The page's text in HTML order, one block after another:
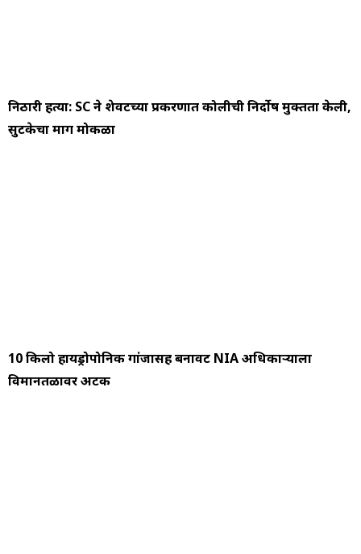
निठारी हत्या: SC ने शेवटच्या प्रकरणात कोलीची निर्दोष मुक्तता केली,
सुटकेचा मार्ग मोकळा
10 किलो हायड्रोपोनिक गांजासह बनावट NIA अधिकाऱ्याला
विमानतळावर अटक